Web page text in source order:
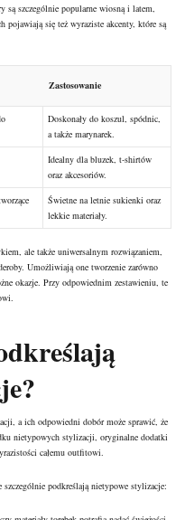
szczególnie popularne wiosną i latem,
pojawiają się też wyraziste akcenty, które są
Zastosowanie
Doskonały do koszul, spódnic,
a także marynarek.
Idealny dla bluzek, t-shirtów
oraz akcesoriów.
Świetne na letnie sukienki oraz
lekkie materiały.
ale także uniwersalnym rozwiązaniem,
Umożliwiają one tworzenie zarówno
okazje. Przy odpowiednim zestawieniu, te
a ich odpowiedni dobór może sprawić, że
nietypowych stylizacji, oryginalne dodatki
całemu outfitowi.
podkreślają nietypowe stylizacje: